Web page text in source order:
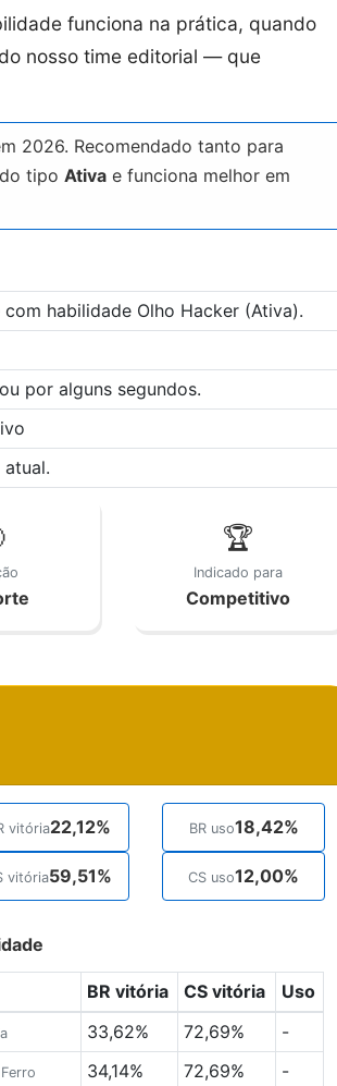
funciona na prática, quando
nosso time editorial — que
2026. Recomendado tanto para
tipo Ativa e funciona melhor em
habilidade Olho Hacker (Ativa).
por alguns segundos.
🏆
Indicado para
Competitivo
vitória22,12% BR uso18,42%
vitória59,51% CS uso12,00%
BR vitória CS vitória
Uso
33,62% 72,69%
-
34,14% 72,69%
-